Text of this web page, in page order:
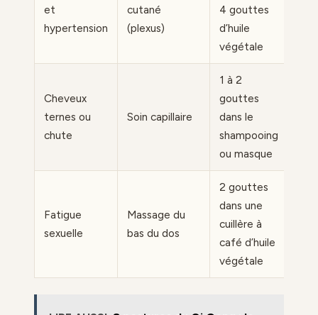
et
hypertension
cutané
(plexus)
4 gouttes
d’huile
végétale
Cheveux
ternes ou
chute
Soin capillaire
1 à 2
gouttes
dans le
shampooing
ou masque
Fatigue
sexuelle
Massage du
bas du dos
2 gouttes
dans une
cuillère à
café d’huile
végétale